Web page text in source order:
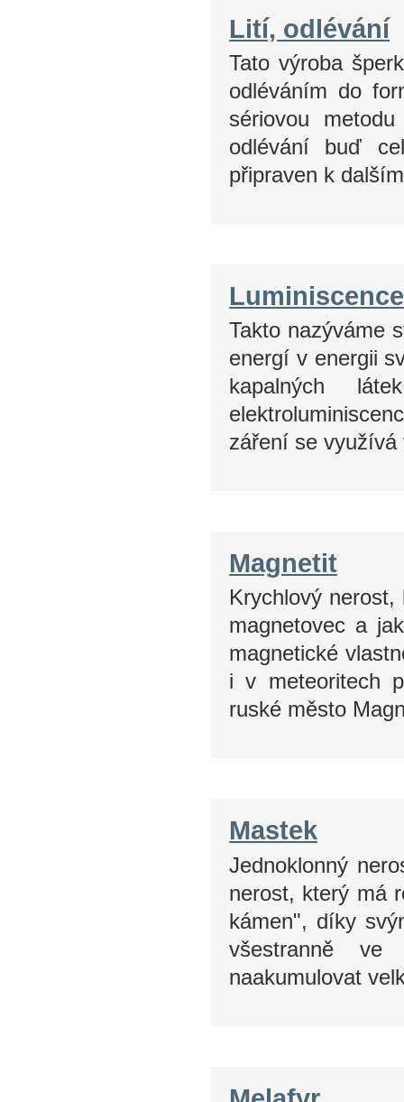
Lití, odlévání
Tato výroba
odléváním do
sériovou
odlévání buď
připraven k
Luminiscence
Takto nazýváme
energí v energii
kapalných
záření se
Magnetit
Krychlový
magnetovec a
magnetické
i v meteoritech
ruské město
Mastek
Jednoklonný
nerost, který má
kámen", díky
všestranně ve
naakumulovat